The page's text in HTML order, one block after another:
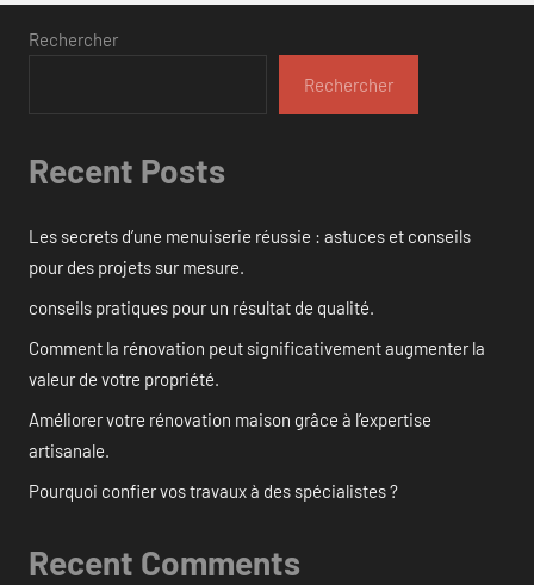
Rechercher
Rechercher
Recent Posts
Les secrets d’une menuiserie réussie : astuces et conseils
pour des projets sur mesure.
conseils pratiques pour un résultat de qualité.
Comment la rénovation peut significativement augmenter la
valeur de votre propriété.
Améliorer votre rénovation maison grâce à l’expertise
artisanale.
Pourquoi confier vos travaux à des spécialistes ?
Recent Comments